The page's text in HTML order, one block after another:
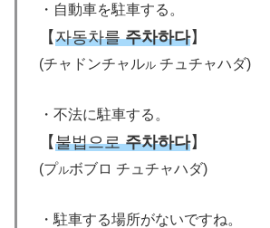
・自動車を駐車する。
【자동차를주차하다】
(チャドンチャルル チュチャハダ)
・不法に駐車する。
【불법으로주차하다】
(プルボブロ チュチャハダ)
・駐車する場所がないですね。